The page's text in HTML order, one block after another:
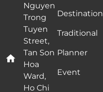
Nguyen
Trong
Tuyen
Street,
Tan Son
Hoa
Ward,
Ho Chi
Destination
Traditional
Planner
Event